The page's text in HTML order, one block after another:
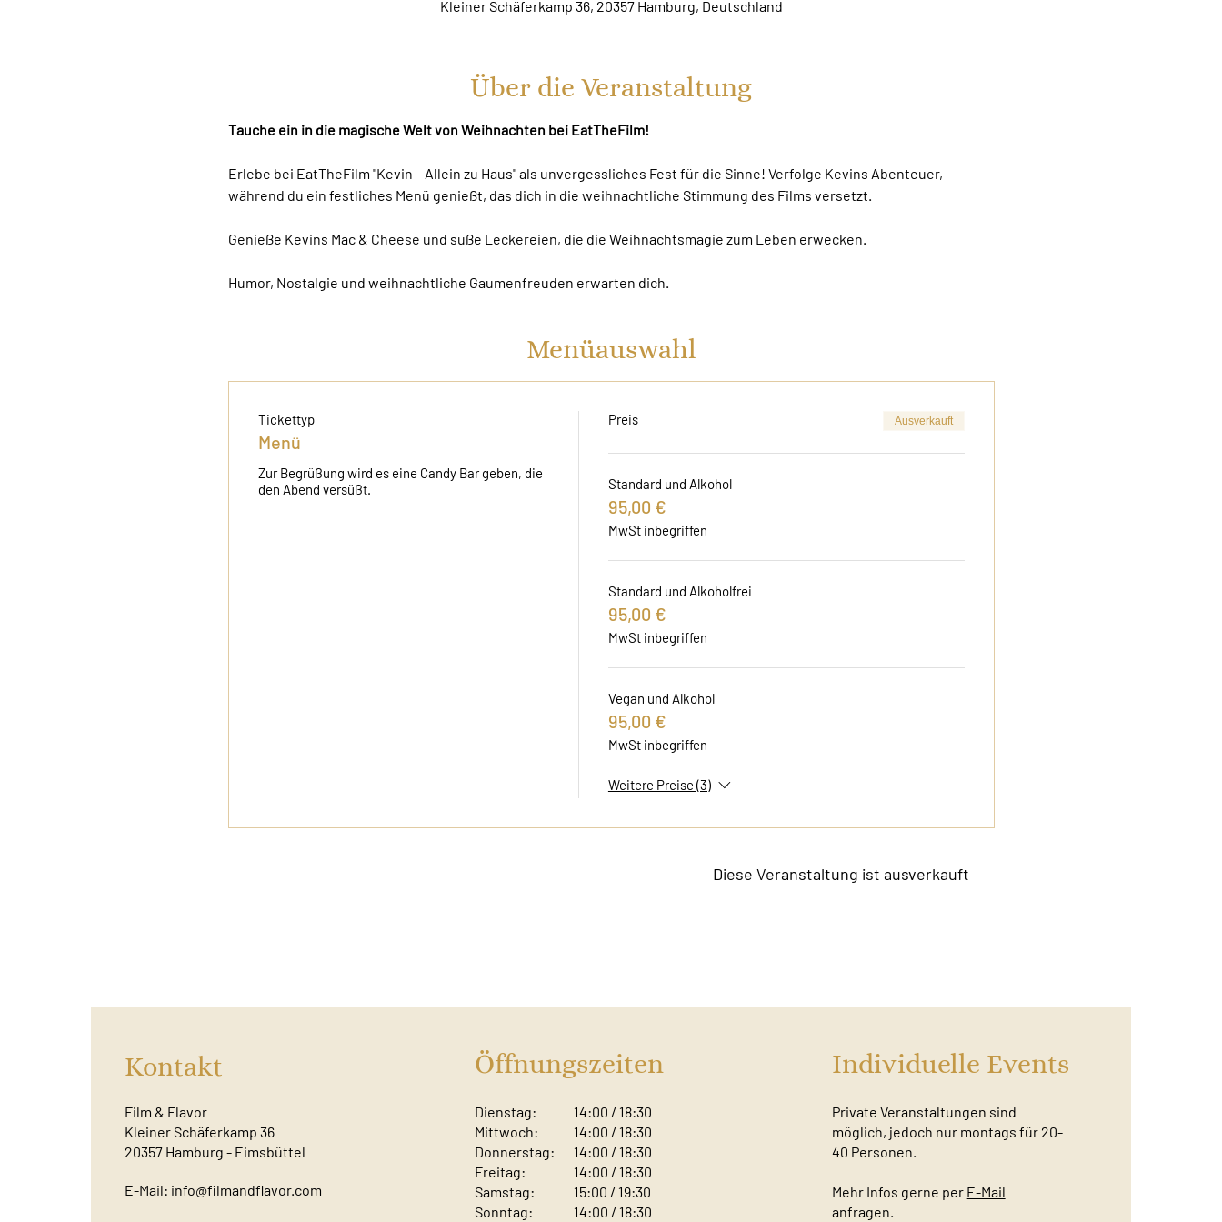
Kleiner Schäferkamp 36, 20357 Hamburg, Deutschland
Über die Veranstaltung
Tauche ein in die magische Welt von Weihnachten bei EatTheFilm!
Erlebe bei EatTheFilm "Kevin – Allein zu Haus" als unvergessliches Fest für die Sinne! Verfolge Kevins Abenteuer,
während du ein festliches Menü genießt, das dich in die weihnachtliche Stimmung des Films versetzt.
Genieße Kevins Mac & Cheese und süße Leckereien, die die Weihnachtsmagie zum Leben erwecken.
Humor, Nostalgie und weihnachtliche Gaumenfreuden erwarten dich.
Menüauswahl
Tickettyp
Menü
Zur Begrüßung wird es eine Candy Bar geben, die
den Abend versüßt.
Preis Ausverkauft
Standard und Alkohol
95,00 €
MwSt inbegriffen
Standard und Alkoholfrei
95,00 €
MwSt inbegriffen
Vegan und Alkohol
95,00 €
MwSt inbegriffen
Weitere Preise (3)
Diese Veranstaltung ist ausverkauft
Kontakt
Film & Flavor
Kleiner Schäferkamp 36
20357 Hamburg - Eimsbüttel
E-Mail: info@filmandflavor.com
Öffnungszeiten
Dienstag:
Mittwoch:
Donnerstag:
Freitag:
Samstag:
Sonntag: ​
14:00 / 18:30
14:00 / 18:30
14:00 / 18:30
14:00 / 18:30
15:00 / 19:30
14:00 / 18:30
Individuelle Events
Private Veranstaltungen sind
möglich, jedoch nur montags für 20-
40 Personen.
Mehr Infos gerne per E-Mail
anfragen.